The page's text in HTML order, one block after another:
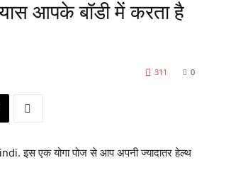
आपके बॉडी में करता है
0
311
एक योगा पोज से आप अपनी ज्यादातर हेल्थ